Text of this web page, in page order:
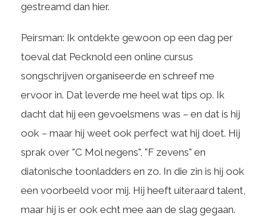
gestreamd dan hier.
Peirsman: Ik ontdekte gewoon op een dag per
toeval dat Pecknold een online cursus
songschrijven organiseerde en schreef me
ervoor in. Dat leverde me heel wat tips op. Ik
dacht dat hij een gevoelsmens was – en dat is hij
ook – maar hij weet ook perfect wat hij doet. Hij
sprak over "C Mol negens", "F zevens" en
diatonische toonladders en zo. In die zin is hij ook
een voorbeeld voor mij. Hij heeft uiteraard talent,
maar hij is er ook echt mee aan de slag gegaan.